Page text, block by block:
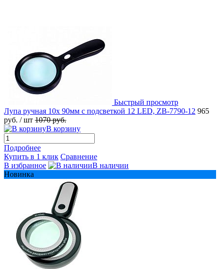
Быстрый просмотр
Лупа ручная 10x 90мм с подсветкой 12 LED, ZB-7790-12 965
руб. / шт 1070 руб.
В корзину
Подробнее
Купить в 1 клик Сравнение
В избранное
В наличии
Новинка